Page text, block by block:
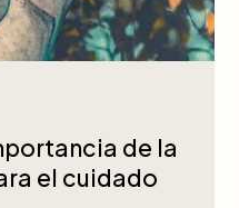
de la
el cuidado